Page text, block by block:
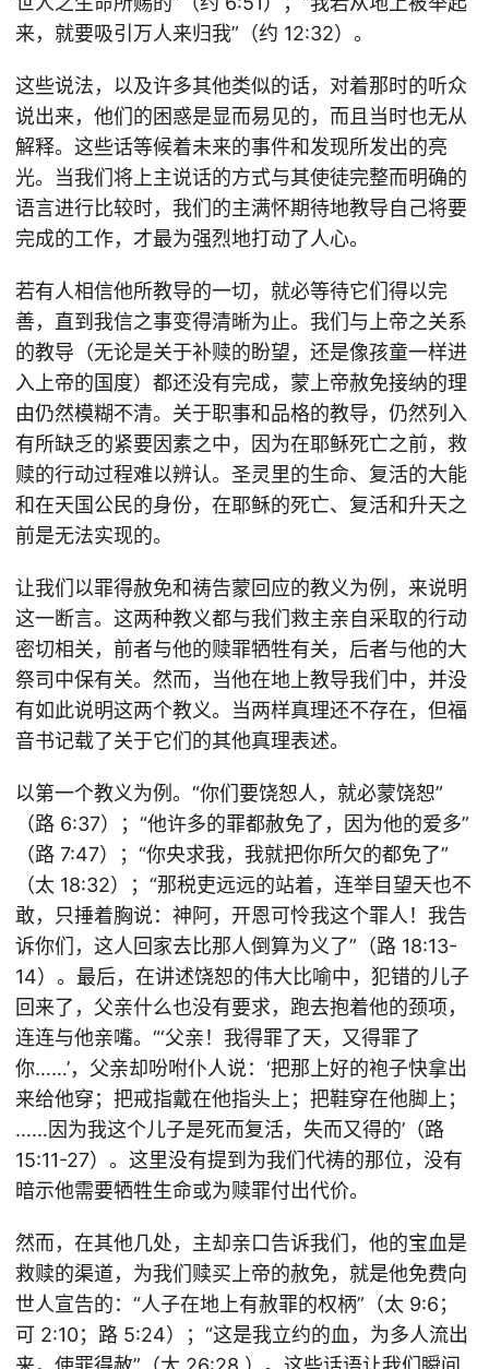
来，就要吸引万人来归我”（约 12:32）。
这些说法，以及许多其他类似的话，对着那时的听众
说出来，他们的困惑是显而易见的，而且当时也无从
解释。这些话等候着未来的事件和发现所发出的亮
光。当我们将上主说话的方式与其使徒完整而明确的
语言进行比较时，我们的主满怀期待地教导自己将要
完成的工作，才最为强烈地打动了人心。
若有人相信他所教导的一切，就必等待它们得以完
善，直到我信之事变得清晰为止。我们与上帝之关系
的教导（无论是关于补赎的盼望，还是像孩童一样进
入上帝的国度）都还没有完成，蒙上帝赦免接纳的理
由仍然模糊不清。关于职事和品格的教导，仍然列入
有所缺乏的紧要因素之中，因为在耶稣死亡之前，救
赎的行动过程难以辨认。圣灵里的生命、复活的大能
和在天国公民的身份，在耶稣的死亡、复活和升天之
前是无法实现的。
让我们以罪得赦免和祷告蒙回应的教义为例，来说明
这一断言。这两种教义都与我们救主亲自采取的行动
密切相关，前者与他的赎罪牺牲有关，后者与他的大
祭司中保有关。然而，当他在地上教导我们中，并没
有如此说明这两个教义。当两样真理还不存在，但福
音书记载了关于它们的其他真理表述。
以第一个教义为例。“你们要饶恕人，就必蒙饶恕”
（路 6:37）；“他许多的罪都赦免了，因为他的爱多”
（路 7:47）；“你央求我，我就把你所欠的都免了”
（太 18:32）；“那税吏远远的站着，连举目望天也不
敢，只捶着胸说：神阿，开恩可怜我这个罪人！我告
诉你们，这人回家去比那人倒算为义了”（路 18:13-
14）。最后，在讲述饶恕的伟大比喻中，犯错的儿子
回来了，父亲什么也没有要求，跑去抱着他的颈项，
连连与他亲嘴。“‘父亲！我得罪了天，又得罪了
你……’，父亲却吩咐仆人说：‘把那上好的袍子快拿出
来给他穿；把戒指戴在他指头上；把鞋穿在他脚上；
……因为我这个儿子是死而复活，失而又得的’（路
15:11-27）。这里没有提到为我们代祷的那位，没有
暗示他需要牺牲生命或为赎罪付出代价。
然而，在其他几处，主却亲口告诉我们，他的宝血是
救赎的渠道，为我们赎买上帝的赦免，就是他免费向
世人宣告的：“人子在地上有赦罪的权柄”（太 9:6；
可 2:10；路 5:24）；“这是我立约的血，为多人流出